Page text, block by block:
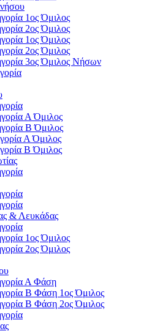
1ος Όμιλος
2ος Όμιλος
1ος Όμιλος
2ος Όμιλος
3ος Όμιλος Νήσων
Α Όμιλος
Β Όμιλος
Α Όμιλος
Β Όμιλος
& Λευκάδας
1ος Όμιλος
2ος Όμιλος
Α Φάση
Β Φάση 1ος Όμιλος
Β Φάση 2ος Όμιλος